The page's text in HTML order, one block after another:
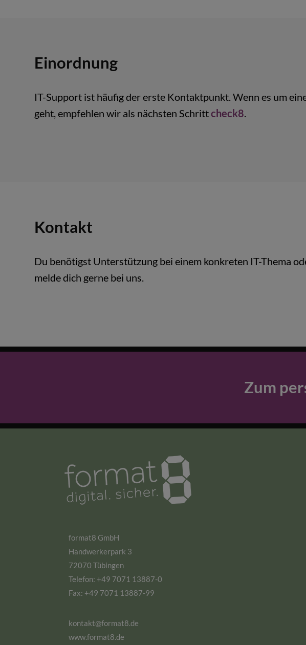
Einordnung
IT-Support ist häufig der erste Kontaktpunkt. Wenn es um
geht, empfehlen wir als nächsten Schrittcheck8
Kontakt
Du benötigst Unterstützung bei einem konkreten IT-Thema
melde dich gerne bei uns.
Zum
format8 GmbH
Handwerkerpark 3
72070 Tübingen
Telefon: +49 7071 13887-0
Fax: +49 7071 13887-99
kontakt@format8.de
www.format8.de